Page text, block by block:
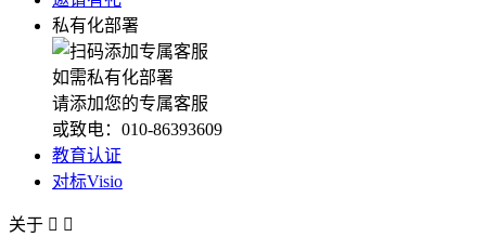
私有化部署
如需私有化部署
请添加您的专属客服
或致电：010-86393609
教育认证
对标Visio
关于  